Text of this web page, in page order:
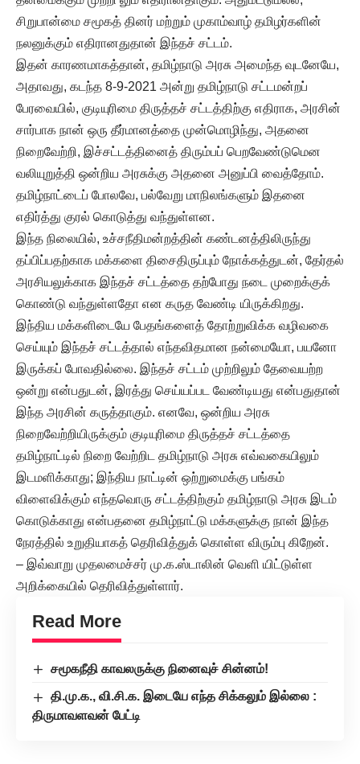
சிறுபான்மை சமூகத் தினர் மற்றும் முகாம்வாழ் தமிழர்களின்
நலனுக்கும் எதிரானதுதான் இந்தச் சட்டம்.
இதன் காரணமாகத்தான், தமிழ்நாடு அரசு அமைந்த வுடனேயே,
அதாவது, கடந்த 8-9-2021 அன்று தமிழ்நாடு சட்டமன்றப்
பேரவையில், குடியுரிமை திருத்தச் சட்டத்திற்கு எதிராக, அரசின்
சார்பாக நான் ஒரு தீர்மானத்தை முன்மொழிந்து, அதனை
நிறைவேற்றி, இச்சட்டத்தினைத் திரும்பப் பெறவேண்டுமென
வலியுறுத்தி ஒன்றிய அரசுக்கு அதனை அனுப்பி வைத்தோம்.
தமிழ்நாட்டைப் போலவே, பல்வேறு மாநிலங்களும் இதனை
எதிர்த்து குரல் கொடுத்து வந்துள்ளன.
இந்த நிலையில், உச்சநீதிமன்றத்தின் கண்டனத்திலிருந்து
தப்பிப்பதற்காக மக்களை திசைதிருப்பும் நோக்கத்துடன், தேர்தல்
அரசியலுக்காக இந்தச் சட்டத்தை தற்போது நடை முறைக்குக்
கொண்டு வந்துள்ளதோ என கருத வேண்டி யிருக்கிறது.
இந்திய மக்களிடையே பேதங்களைத் தோற்றுவிக்க வழிவகை
செய்யும் இந்தச் சட்டத்தால் எந்தவிதமான நன்மையோ, பயனோ
இருக்கப் போவதில்லை. இந்தச் சட்டம் முற்றிலும் தேவையற்ற
ஒன்று என்பதுடன், இரத்து செய்யப்பட வேண்டியது என்பதுதான்
இந்த அரசின் கருத்தாகும். எனவே, ஒன்றிய அரசு
நிறைவேற்றியிருக்கும் குடியுரிமை திருத்தச் சட்டத்தை
தமிழ்நாட்டில் நிறை வேற்றிட தமிழ்நாடு அரசு எவ்வகையிலும்
இடமளிக்காது; இந்திய நாட்டின் ஒற்றுமைக்கு பங்கம்
விளைவிக்கும் எந்தவொரு சட்டத்திற்கும் தமிழ்நாடு அரசு இடம்
கொடுக்காது என்பதனை தமிழ்நாட்டு மக்களுக்கு நான் இந்த
நேரத்தில் உறுதியாகத் தெரிவித்துக் கொள்ள விரும்பு கிறேன்.
– இவ்வாறு முதலமைச்சர் மு.க.ஸ்டாலின் வெளி யிட்டுள்ள
அறிக்கையில் தெரிவித்துள்ளார்.
Read More
சமூகநீதி காவலருக்கு நினைவுச் சின்னம்!
தி.மு.க., வி.சி.க. இடையே எந்த சிக்கலும் இல்லை :
திருமாவளவன் பேட்டி